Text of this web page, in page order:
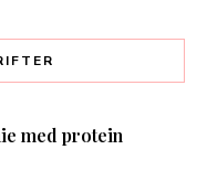
med protein